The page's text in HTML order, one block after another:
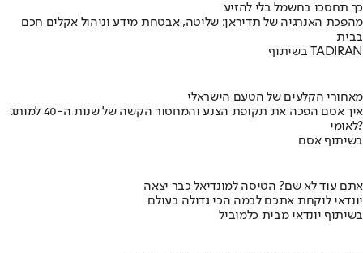
כך תחסכו בחשמל בלי להזיע
מהפכת האנרגיה של תדיראן: שליטה, אבטחת מידע וניהול אקלים חכם
בבית
בשיתוף TADIRAN
מאחורי הקלעים של הטעם הישראלי
איך אסם הפכה את תקופת הצנע והמחסור הקשה של שנות ה-40 למותג
לאומי?
בשיתוף אסם
אתם עוד לא שם? הטיסה למונדיאל כבר יצאה
יונדאי לוקחת אתכם לבמה הכי גדולה בעולם
בשיתוף יונדאי מבית כלמוביל